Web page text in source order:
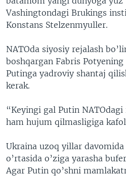
Vashingtondagi Brukings
Konstans Stelzenmyuller.
NATOda siyosiy rejalash
boshqargan Fabris
Putinga yadroviy shantaj
kerak.
“Keyingi gal Putin
ham hujum qilmasligiga
Ukraina uzoq yillar davomida
o’rtasida o’ziga yarasha
Agar Putin qo’shni